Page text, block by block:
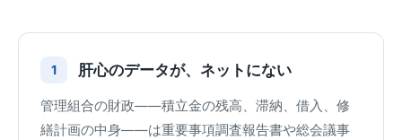
1 肝心のデータが、ネットにない
管理組合の財政——積立金の残高、滞納、借入、修
繕計画の中身——は重要事項調査報告書や総会議事